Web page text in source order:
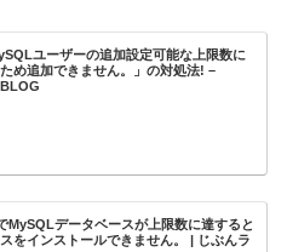
ユーザーの追加設定可能な上限数に
め追加できません。」の対処法! –
MySQLデータベースが上限数に達すると
をインストールできません。 | じぶんラ